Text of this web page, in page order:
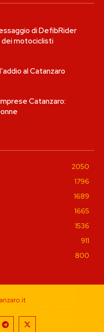
di DefibRider
dei motociclisti
al Catanzaro
Catanzaro:
2050
1796
1689
1665
1536
911
800